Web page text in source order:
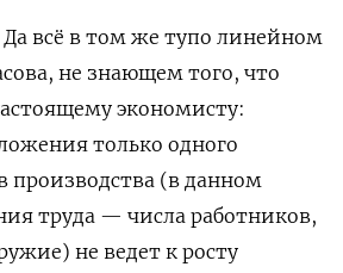
Да всё в том же тупо линейном
не знающем того, что
экономисту:
только одного
производства (в данном
труда — числа работников,
не ведет к росту